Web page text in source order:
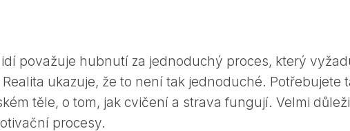
považuje hubnutí za jednoduchý proces, který
ukazuje, že to není tak jednoduché. Potřebujete
těle, o tom, jak cvičení a strava fungují. Velmi
procesy.